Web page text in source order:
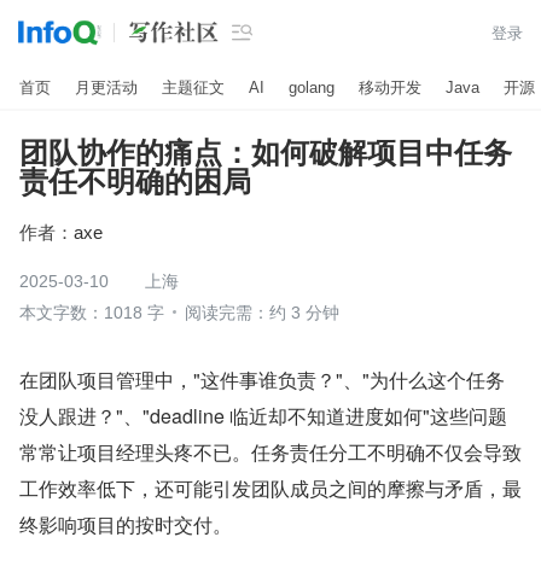
 登录
首页 月更活动 主题征文 AI golang 移动开发 Java 开源
团队协作的痛点：如何破解项目中任务
责任不明确的困局
作者： axe
2025-03-10
上海
本文字数：1018 字
阅读完需：约 3 分钟
在团队项目管理中，"这件事谁负责？"、"为什么这个任务
没人跟进？"、"deadline 临近却不知道进度如何"这些问题
常常让项目经理头疼不已。任务责任分工不明确不仅会导致
工作效率低下，还可能引发团队成员之间的摩擦与矛盾，最
终影响项目的按时交付。